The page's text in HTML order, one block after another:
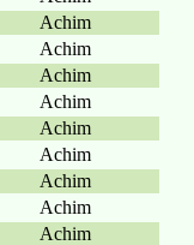
Achim
Achim
Achim
Achim
Achim
Achim
Achim
Achim
Achim